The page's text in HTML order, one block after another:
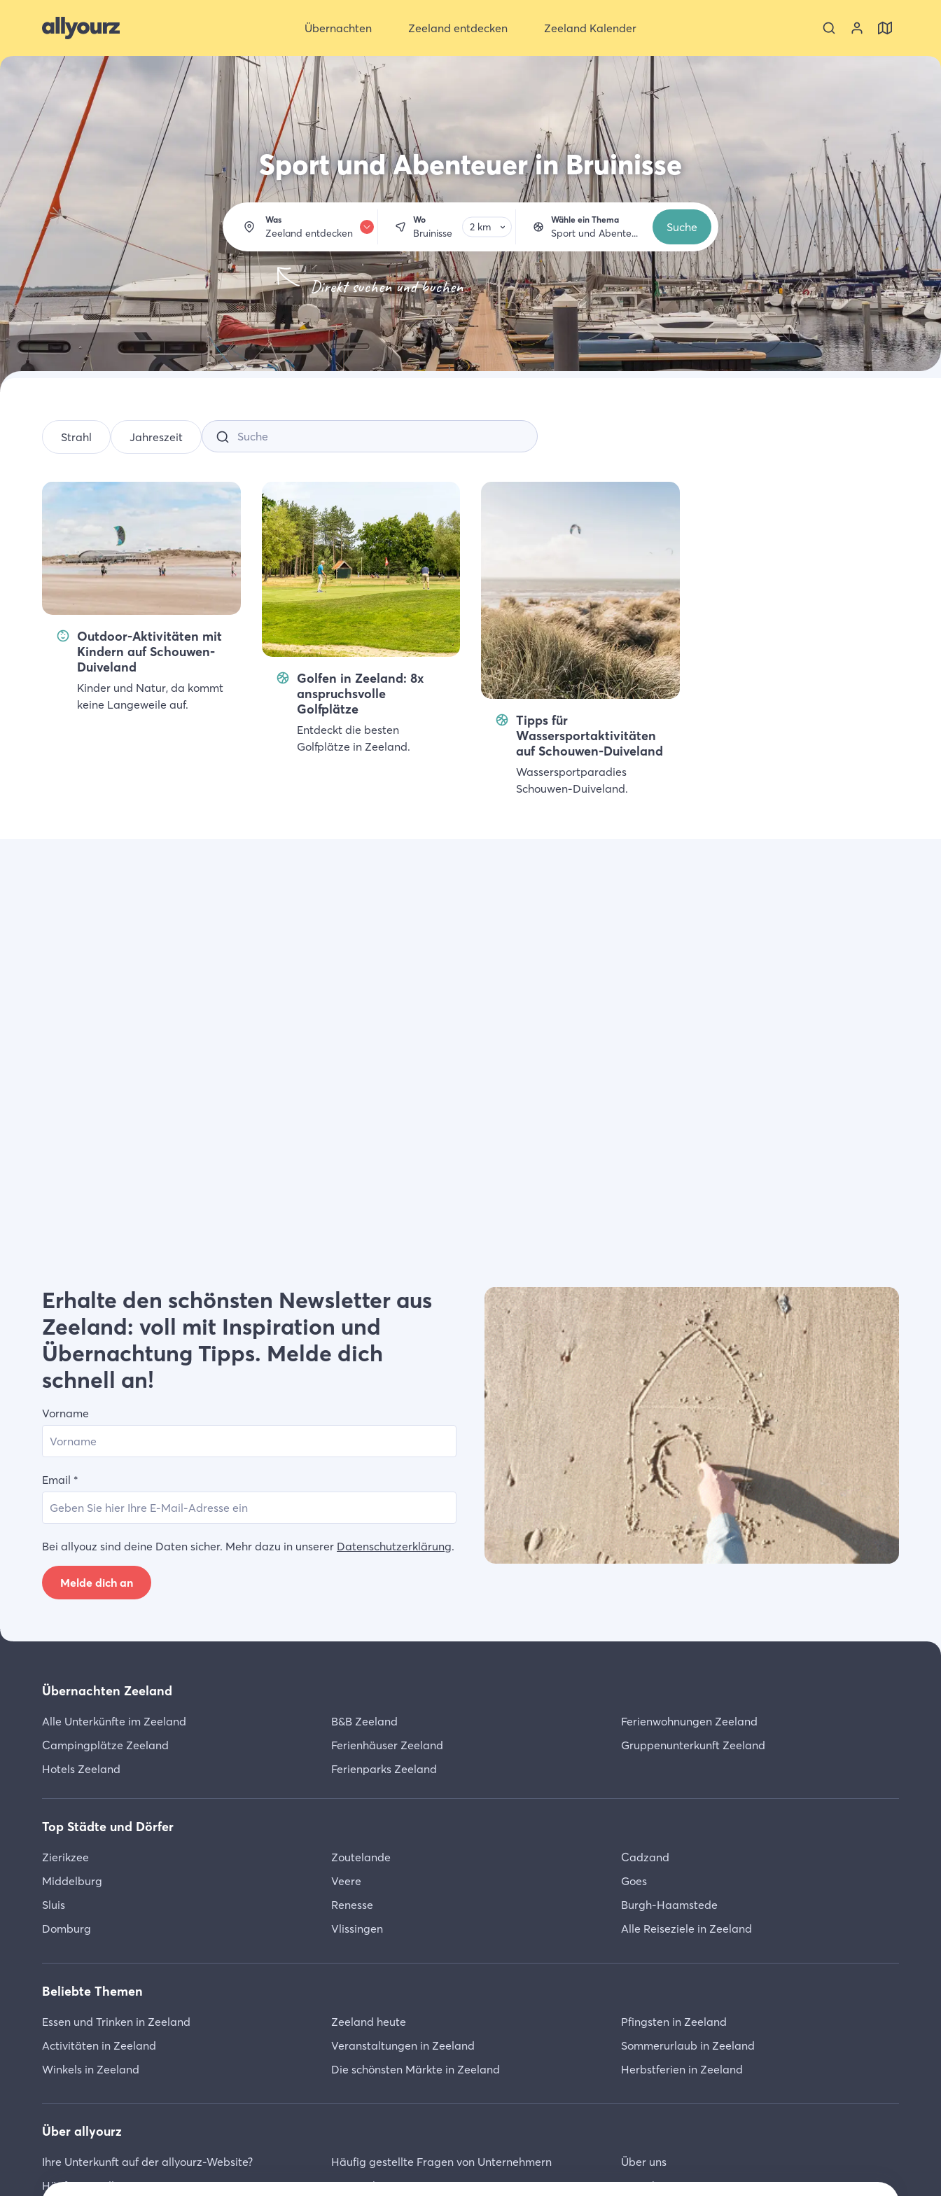
Übernachten Zeeland entdecken Zeeland Kalender
Sport und Abenteuer in Bruinisse
Was
Zeeland entdecken
Übernachten
Essen trinken
Aktivitäten
Einkaufen
Wo
Bruinisse
Wähle ein Thema
Sport und Abenteuer Suche
Direkt suchen und buchen
Strahl Jahreszeit
Outdoor-Aktivitäten mit
Kindern auf Schouwen-
Duiveland
Kinder und Natur, da kommt
keine Langeweile auf.
Golfen in Zeeland: 8x
anspruchsvolle
Golfplätze
Entdeckt die besten
Golfplätze in Zeeland.
Tipps für
Wassersportaktivitäten
auf Schouwen-Duiveland
Wassersportparadies
Schouwen-Duiveland.
Erhalte den schönsten Newsletter aus
Zeeland: voll mit Inspiration und
Übernachtung Tipps. Melde dich
schnell an!
Vorname
Email *
Bei allyouz sind deine Daten sicher. Mehr dazu in unserer Datenschutzerklärung.
Melde dich an
Übernachten Zeeland
Alle Unterkünfte im Zeeland
Campingplätze Zeeland
Hotels Zeeland
B&B Zeeland
Ferienhäuser Zeeland
Ferienparks Zeeland
Ferienwohnungen Zeeland
Gruppenunterkunft Zeeland
Top Städte und Dörfer
Zierikzee
Middelburg
Sluis
Domburg
Zoutelande
Veere
Renesse
Vlissingen
Cadzand
Goes
Burgh-Haamstede
Alle Reiseziele in Zeeland
Beliebte Themen
Essen und Trinken in Zeeland
Activitäten in Zeeland
Winkels in Zeeland
Zeeland heute
Veranstaltungen in Zeeland
Die schönsten Märkte in Zeeland
Pfingsten in Zeeland
Sommerurlaub in Zeeland
Herbstferien in Zeeland
Über allyourz
Ihre Unterkunft auf der allyourz-Website?
Häufig gestellte Fragen
Häufig gestellte Fragen von Unternehmern
Unternehmer-Login
Über uns
Kontakt